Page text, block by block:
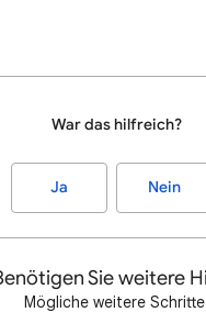
War das hilfreich?
Ja Nein
Sie weitere
Mögliche weitere